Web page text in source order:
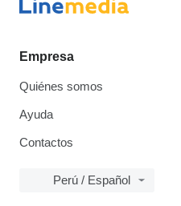
Empresa
Quiénes somos
Ayuda
Contactos
Perú / Español